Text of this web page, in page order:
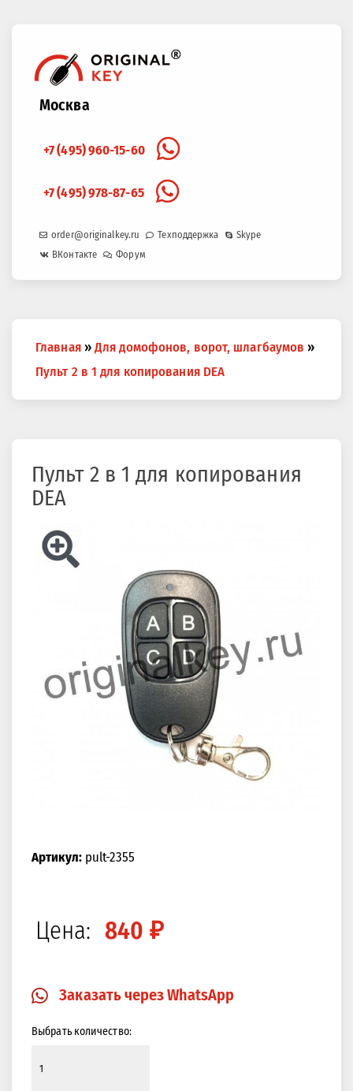
Москва
+7 (495) 960-15-60
+7 (495) 978-87-65
order@originalkey.ru Техподдержка
Skype
ВКонтакте
Форум
здесь
Главная » Для домофонов, ворот, шлагбаумов »
Пульт 2 в 1 для копирования DEA
Пульт 2 в 1 для копирования
DEA
Артикул:pult-2355
Цена: 840 ₽
Заказать через WhatsApp
Выбрать количество: